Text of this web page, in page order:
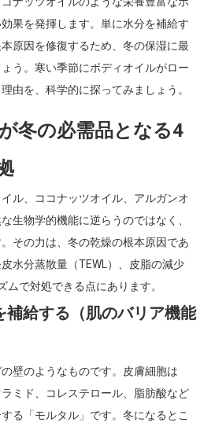
果を発揮します。単に水分を補給す
原因を修復するため、冬の保湿に最
う。寒い季節にボディオイルがロー
由を、科学的に探ってみましょう。
冬の必需品となる4
ル、ココナッツオイル、アルガンオ
生物学的機能に逆らうのではなく、
その力は、冬の乾燥の根本原因であ
水分蒸散量（TEWL）、皮脂の減少
ムで対処できる点にあります。
補給する（肌のバリア機能
壁のようなものです。皮膚細胞は
ラミド、コレステロール、脂肪酸など
る「モルタル」です。冬になるとこ